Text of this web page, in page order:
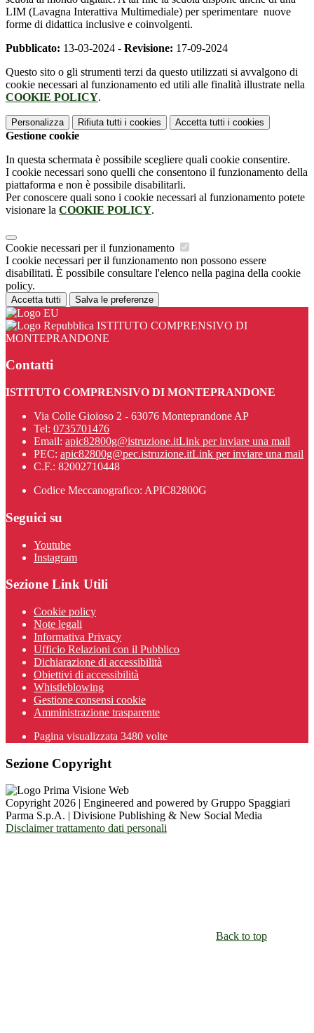
LIM (Lavagna Interattiva Multimediale) per sperimentare nuove
forme di didattica inclusive e coinvolgenti.
Pubblicato: 13-03-2024 - Revisione: 17-09-2024
Questo sito o gli strumenti terzi da questo utilizzati si avvalgono di
cookie necessari al funzionamento ed utili alle finalità illustrate nella
COOKIE POLICY.
Personalizza Rifiuta tutti i cookies Accetta tutti i cookies
Gestione cookie
In questa schermata è possibile scegliere quali cookie consentire.
I cookie necessari sono quelli che consentono il funzionamento della
piattaforma e non è possibile disabilitarli.
Per conoscere quali sono i cookie necessari al funzionamento potete
visionare la COOKIE POLICY.
Cookie necessari per il funzionamento
I cookie necessari per il funzionamento non possono essere
disabilitati. È possibile consultare l'elenco nella pagina della cookie
policy.
Accetta tutti Salva le preferenze
ISTITUTO COMPRENSIVO DI
MONTEPRANDONE
Contatti
ISTITUTO COMPRENSIVO DI MONTEPRANDONE
Via Colle Gioioso 2 - 63076 Monteprandone AP
Tel: 0735701476
Email: apic82800g@istruzione.itLink per inviare una mail
PEC: apic82800g@pec.istruzione.itLink per inviare una mail
C.F.: 82002710448
Codice Meccanografico: APIC82800G
Seguici su
Youtube
Instagram
Sezione Link Utili
Cookie policy
Note legali
Informativa Privacy
Ufficio Relazioni con il Pubblico
Dichiarazione di accessibilità
Obiettivi di accessibilità
Whistleblowing
Gestione consensi cookie
Amministrazione trasparente
Pagina visualizzata 3480 volte
Sezione Copyright
Copyright 2026 | Engineered and powered by Gruppo Spaggiari
Parma S.p.A. | Divisione Publishing & New Social Media
Disclaimer trattamento dati personali
Back to top